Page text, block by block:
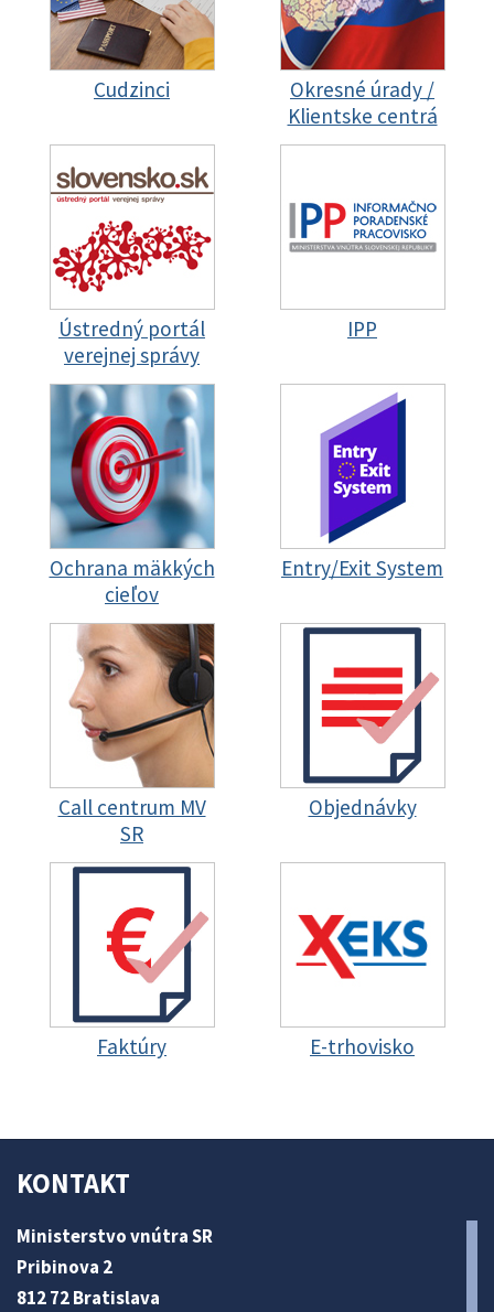
Cudzinci
Okresné úrady /
Klientske centrá
Ústredný portál
verejnej správy
IPP
Ochrana mäkkých
cieľov
Entry/Exit System
Call centrum MV
SR
Objednávky
Faktúry E-trhovisko
KONTAKT
Ministerstvo vnútra SR
Pribinova 2
812 72 Bratislava